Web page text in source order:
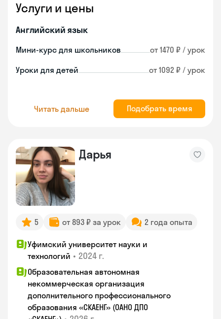
Услуги и цены
Английский язык
Мини-курс для школьников от 1470 ₽ / урок
Уроки для детей от 1092 ₽ / урок
Читать дальше Подобрать время
Дарья
5 от 893 ₽ за урок 2 года опыта
Уфимский университет науки и
технологий • 2024 г.
Образовательная автономная
некоммерческая организация
дополнительного профессионального
образования «СКАЕНГ» (ОАНО ДПО